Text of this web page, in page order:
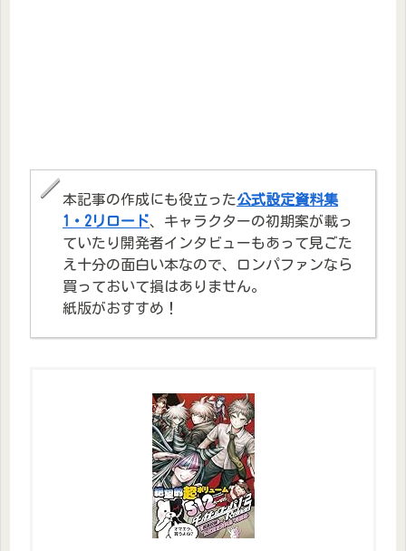
本記事の作成にも役立った公式設定資料集
1・2リロード、キャラクターの初期案が載っ
ていたり開発者インタビューもあって見ごた
え十分の面白い本なので、ロンパファンなら
買っておいて損はありません。
紙版がおすすめ！